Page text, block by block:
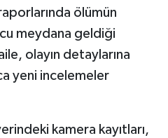
ölümün
meydana geldiği
olayın detaylarına
yeni incelemeler
kamera kayıtları,